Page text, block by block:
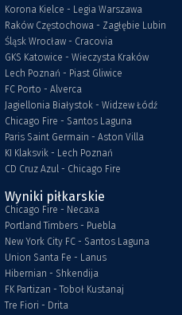
Korona Kielce - Legia Warszawa
Raków Częstochowa - Zagłębie Lubin
Śląsk Wrocław - Cracovia
GKS Katowice - Wieczysta Kraków
Lech Poznań - Piast Gliwice
FC Porto - Alverca
Jagiellonia Białystok - Widzew Łódź
Chicago Fire - Santos Laguna
Paris Saint Germain - Aston Villa
KI Klaksvik - Lech Poznań
CD Cruz Azul - Chicago Fire
Wyniki piłkarskie
Chicago Fire - Necaxa
Portland Timbers - Puebla
New York City FC - Santos Laguna
Union Santa Fe - Lanus
Hibernian - Shkendija
FK Partizan - Toboł Kustanaj
Tre Fiori - Drita